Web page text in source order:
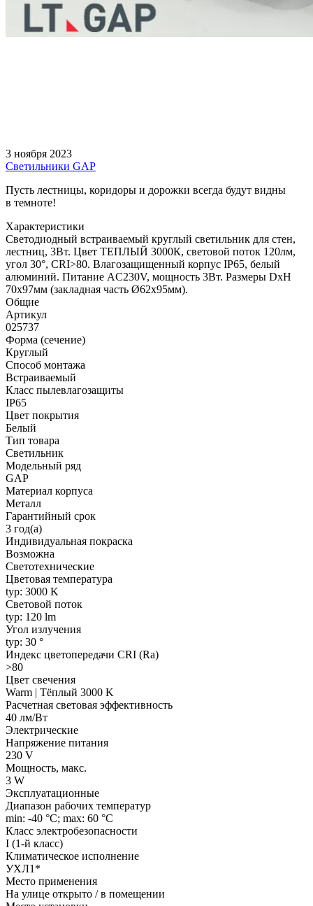
3 ноября 2023
Светильники GAP
Пусть лестницы, коридоры и дорожки всегда будут видны
в темноте!
Характеристики
Светодиодный встраиваемый круглый светильник для стен,
лестниц, 3Вт. Цвет ТЕПЛЫЙ 3000К, световой поток 120лм,
угол 30°, CRI>80. Влагозащищенный корпус IP65, белый
алюминий. Питание AC230V, мощность 3Вт. Размеры DxH
70x97мм (закладная часть Ø62x95мм).
Общие
Артикул
025737
Форма (сечение)
Круглый
Способ монтажа
Встраиваемый
Класс пылевлагозащиты
IP65
Цвет покрытия
Белый
Тип товара
Светильник
Модельный ряд
GAP
Материал корпуса
Металл
Гарантийный срок
3 год(а)
Индивидуальная покраска
Возможна
Светотехнические
Цветовая температура
typ: 3000 K
Световой поток
typ: 120 lm
Угол излучения
typ: 30 °
Индекс цветопередачи CRI (Ra)
>80
Цвет свечения
Warm | Тёплый 3000 K
Расчетная световая эффективность
40 лм/Вт
Электрические
Напряжение питания
230 V
Мощность, макс.
3 W
Эксплуатационные
Диапазон рабочих температур
min: -40 °C; max: 60 °C
Класс электробезопасности
I (1-й класс)
Климатическое исполнение
УХЛ1*
Место применения
На улице открыто / в помещении